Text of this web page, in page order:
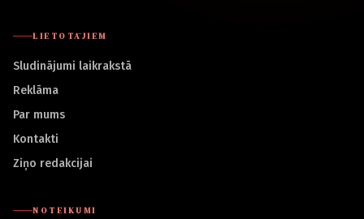
LIETOTĀJIEM
Sludinājumi laikrakstā
Reklāma
Par mums
Kontakti
Ziņo redakcijai
NOTEIKUMI